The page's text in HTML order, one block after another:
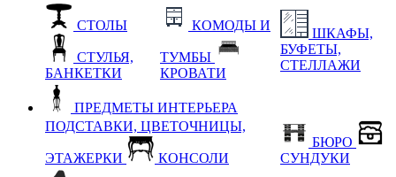
СТОЛЫ
СТУЛЬЯ,
БАНКЕТКИ
КОМОДЫ И
ТУМБЫ
КРОВАТИ
ШКАФЫ,
БУФЕТЫ,
СТЕЛЛАЖИ
ПРЕДМЕТЫ ИНТЕРЬЕРА
ПОДСТАВКИ, ЦВЕТОЧНИЦЫ,
ЭТАЖЕРКИ КОНСОЛИ
БЮРО
СУНДУКИ